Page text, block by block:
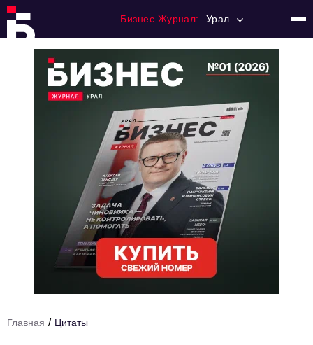
Бизнес Журнал: Урал
Тема номера
Инфраструктура развития
Главная / Цитаты